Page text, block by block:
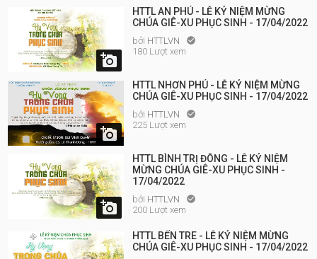

HTTL AN PHÚ - LỄ KỶ NIỆM MỪNG
CHÚA GIÊ-XU PHỤC SINH - 17/04/2022
bởi HTTLVN 
180 Lượt xem

HTTL NHƠN PHÚ - LỄ KỶ NIỆM MỪNG
CHÚA GIÊ-XU PHỤC SINH - 17/04/2022
bởi HTTLVN 
225 Lượt xem

HTTL BÌNH TRỊ ĐÔNG - LỄ KỶ NIỆM
MỪNG CHÚA GIÊ-XU PHỤC SINH -
17/04/2022
bởi HTTLVN 
200 Lượt xem
HTTL BẾN TRE - LỄ KỶ NIỆM MỪNG
CHÚA GIÊ-XU PHỤC SINH - 17/04/2022